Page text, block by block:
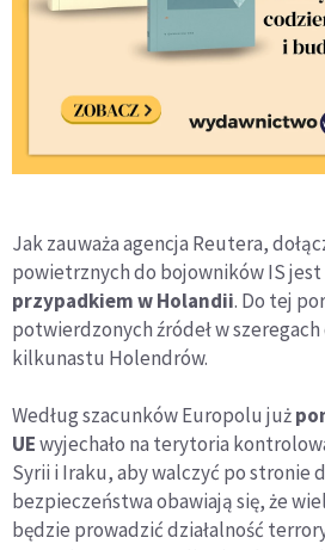
Jak zauważa agencja Reutera,
powietrznych do bojowników IS jest
przypadkiem w Holandii. Do tej
potwierdzonych źródeł w
kilkunastu Holendrów.
Według szacunków Europolu już
UEwyjechało na terytoria
Syrii i Iraku, aby walczyć po stronie
bezpieczeństwa obawiają się, że
będzie prowadzić działalność